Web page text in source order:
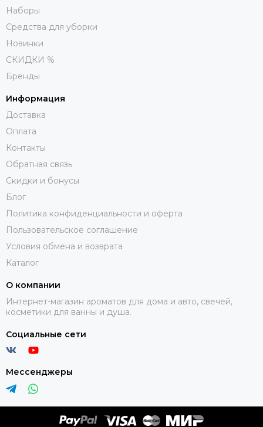
Наборы
Средства для уборки
Новинки
СКИДКИ %
Бренды
Информация
Доставка
Оплата
Контакты
Обратная связь
Скидки и бонусы
Блог
Политика конфиденциальности и оферта
Пользовательское соглашение
Условия обмена и возврата
Каталог
О компании
Интернет-магазин ароматов для дома и авто, свечей,
косметики для ванны и душа.
Социальные сети
Мессенджеры